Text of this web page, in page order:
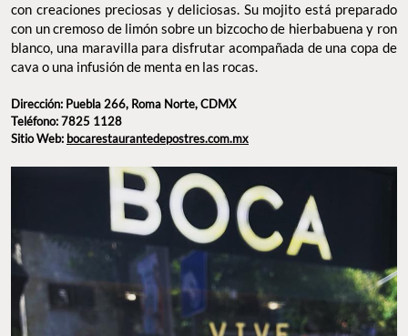
con creaciones preciosas y deliciosas. Su mojito está preparado
con un cremoso de limón sobre un bizcocho de hierbabuena y ron
blanco, una maravilla para disfrutar acompañada de una copa de
cava o una infusión de menta en las rocas.
Dirección: Puebla 266, Roma Norte, CDMX
Teléfono: 7825 1128
Sitio Web: bocarestaurantedepostres.com.mx